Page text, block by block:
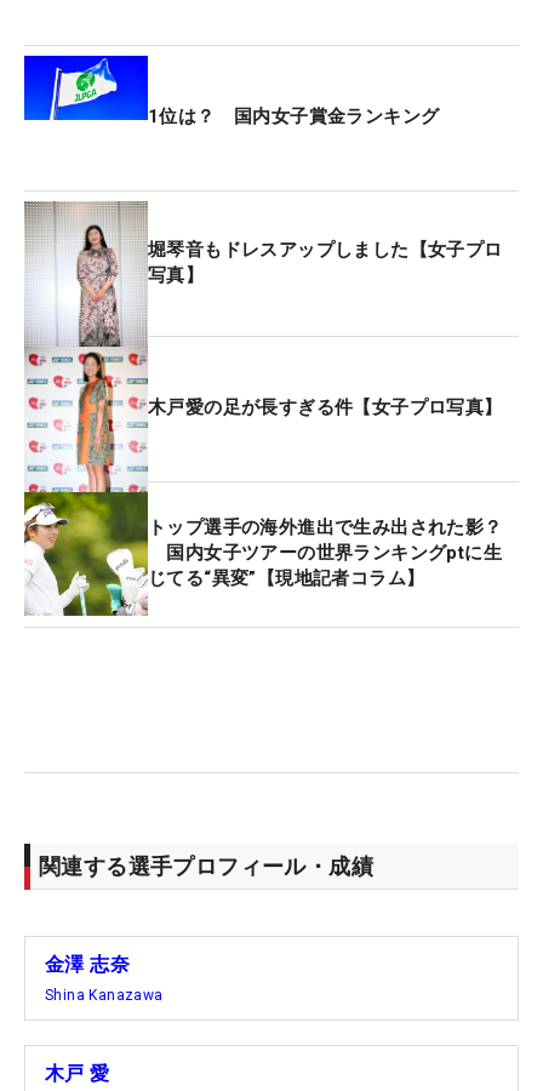
手たちは戸惑いを覚えそうだ。
2022年以降、袖ヶ浦カンツリークラブ 袖ヶ浦コー
ーションしている今大会。2年前にはバックスピン
などでボールが戻ってしまっていたグリーンの傾斜
でさえも、今年はその重さですぐに勢いが殺される
という。当時を知る選手たちは、頭に残るイメージ
をガラリと変える必要がある。
そして、このグリーンの厄介さをより引き立てるの
が、芝が生え変わるこの時期特有ともいえるラフの
穂。「グリーンの硬さがこのままであれば、ラフか
らそこを狙うのは絶対にダメです。フェアウェイを
外してしまうと、手前か（届かないか）、奥に転が
ってしまうという状況になります」。もともと止ま
りづらいグリーンに対して、穂の存在でスピンがほ
どけがちになってしまうラフからのショットは禁
性」だと話す。フェアウェイキープの重要度は高
く、そこから高い球でしっかりとグリーンを狙って
ルではグリーンで止まらない」とも付け加える。フ
止まりやすいボールを打つ。「カットボールをうま
く使える選手が有利になります」という見立てだ。
1位は？ 国内女子賞金ランキング
堀琴音もドレスアップしました【女子プロ
写真】
木戸愛の足が長すぎる件【女子プロ写真】
トップ選手の海外進出で生み出された影？
国内女子ツアーの世界ランキングptに生
じてる“異変”【現地記者コラム】
関連する選手プロフィール・成績
金澤 志奈
Shina Kanazawa
木戸 愛